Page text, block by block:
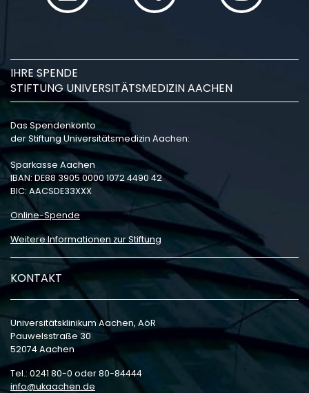
IHRE SPENDE
STIFTUNG UNIVERSITÄTSMEDIZIN AACHEN
Das Spendenkonto
der Stiftung Universitätsmedizin Aachen:
Sparkasse Aachen
IBAN: DE88 3905 0000 1072 4490 42
BIC: AACSDE33XXX
Online-Spende
Weitere Informationen zur Stiftung
KONTAKT
Universitätsklinikum Aachen, AöR
Pauwelsstraße 30
52074 Aachen
Tel.: 0241 80-0 oder 80-84444
info
ukaachen de